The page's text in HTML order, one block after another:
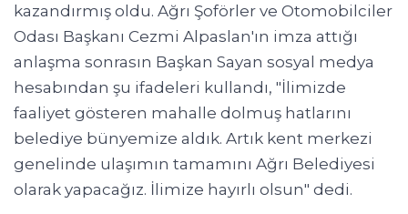
kazandırmış oldu. Ağrı Şoförler ve Otomobilciler
Odası Başkanı Cezmi Alpaslan'ın imza attığı
anlaşma sonrasın Başkan Sayan sosyal medya
hesabından şu ifadeleri kullandı, "İlimizde
faaliyet gösteren mahalle dolmuş hatlarını
belediye bünyemize aldık. Artık kent merkezi
genelinde ulaşımın tamamını Ağrı Belediyesi
olarak yapacağız. İlimize hayırlı olsun" dedi.